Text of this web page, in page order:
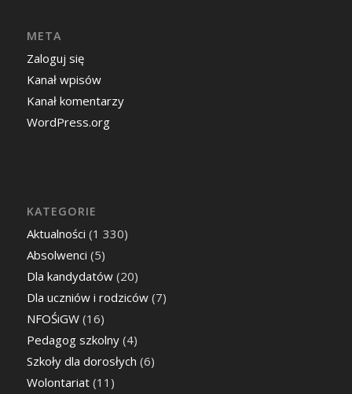
META
Zaloguj się
Kanał wpisów
Kanał komentarzy
WordPress.org
KATEGORIE
Aktualności (1 330)
Absolwenci (5)
Dla kandydatów(20)
Dla uczniów i rodziców(7)
NFOŚiGW(16)
Pedagog szkolny(4)
Szkoły dla dorosłych (6)
Wolontariat(11)